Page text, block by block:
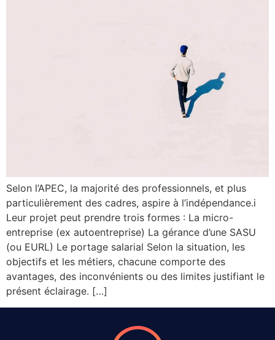
Selon l’APEC, la majorité des professionnels, et plus
particulièrement des cadres, aspire à l’indépendance.i
Leur projet peut prendre trois formes : La micro-
entreprise (ex autoentreprise) La gérance d’une SASU
(ou EURL) Le portage salarial Selon la situation, les
objectifs et les métiers, chacune comporte des
avantages, des inconvénients ou des limites justifiant le
présent éclairage. […]